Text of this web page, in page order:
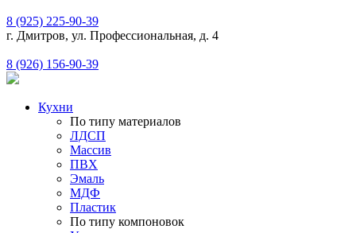
8 (925) 225-90-39
г. Дмитров, ул. Профессиональная, д. 4
8 (926) 156-90-39
Кухни
По типу материалов
ЛДСП
Массив
ПВХ
Эмаль
МДФ
Пластик
По типу компоновок